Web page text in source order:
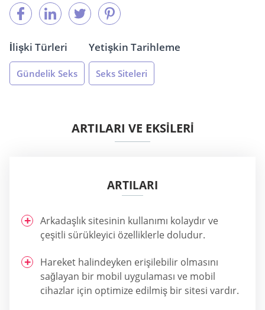
İlişki Türleri
Gündelik Seks
Yetişkin Tarihleme
Seks Siteleri
ARTILARI VE EKSİLERİ
ARTILARI
Arkadaşlık sitesinin kullanımı kolaydır ve
çeşitli sürükleyici özelliklerle doludur.
Hareket halindeyken erişilebilir olmasını
sağlayan bir mobil uygulaması ve mobil
cihazlar için optimize edilmiş bir sitesi vardır.